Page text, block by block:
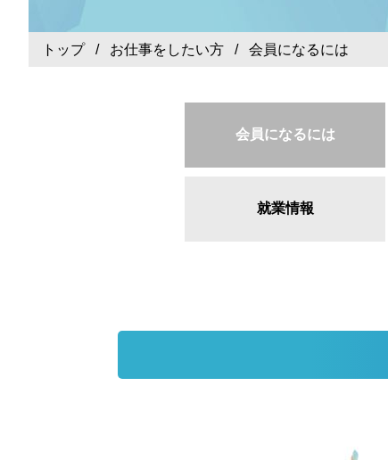
トップ/ お仕事をしたい方 / 会員になるには
会員になるには
就業情報